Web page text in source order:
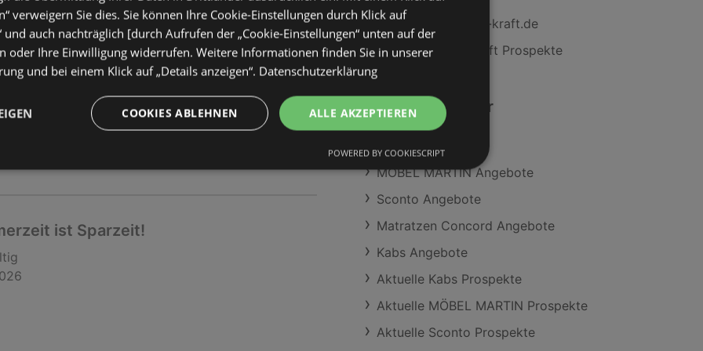
ist Sparzeit!
Web: www.moebel-kraft.de
Aktuelle Möbel Kraft Prospekte
Ähnliche Händler
Höffner Angebote
MÖBEL MARTIN Angebote
Sconto Angebote
Matratzen Concord Angebote
Kabs Angebote
Aktuelle Kabs Prospekte
Aktuelle MÖBEL MARTIN Prospekte
Aktuelle Sconto Prospekte
verweigern Sie dies. Sie können Ihre Cookie-Einstellungen durch Klick auf
und auch nachträglich [durch Aufrufen der „Cookie-Einstellungen“ unten auf der
oder Ihre Einwilligung widerrufen. Weitere Informationen finden Sie in unserer
und bei einem Klick auf „Details anzeigen“. Datenschutzerklärung
ALLE AKZEPTIEREN
COOKIES ABLEHNEN
POWERED BY COOKIESCRIPT